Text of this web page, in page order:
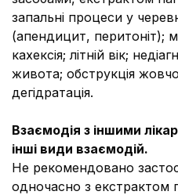
запальні процеси у
(апендицит, перитоніт);
кахексія; літній вік;
живота; обструкція
дегідратація.
Взаємодія з іншими
інші види взаємодій.
Не рекомендовано
одночасно з екстрактом